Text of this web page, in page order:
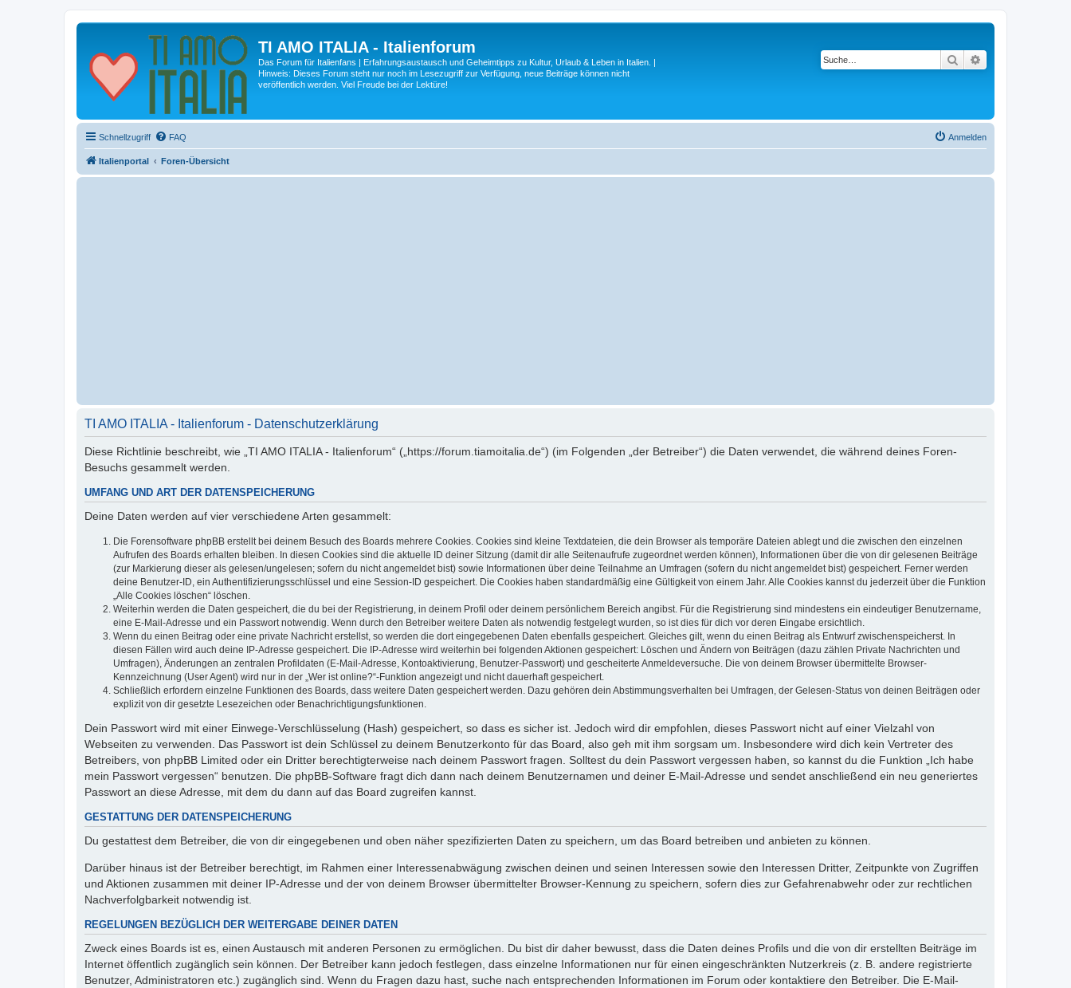
TI AMO ITALIA - Italienforum
Das Forum für Italienfans | Erfahrungsaustausch und Geheimtipps zu Kultur, Urlaub & Leben in Italien. |
Hinweis: Dieses Forum steht nur noch im Lesezugriff zur Verfügung, neue Beiträge können nicht
veröffentlich werden. Viel Freude bei der Lektüre!
Suche
Schnellzugriff FAQ Anmelden
Italienportal Foren-Übersicht
TI AMO ITALIA - Italienforum - Datenschutzerklärung
Diese Richtlinie beschreibt, wie „TI AMO ITALIA - Italienforum“ („https://forum.tiamoitalia.de“) (im Folgenden „der Betreiber“) die Daten verwendet, die während deines Foren-
Besuchs gesammelt werden.
UMFANG UND ART DER DATENSPEICHERUNG
Deine Daten werden auf vier verschiedene Arten gesammelt:
Die Forensoftware phpBB erstellt bei deinem Besuch des Boards mehrere Cookies. Cookies sind kleine Textdateien, die dein Browser als temporäre Dateien ablegt und die zwischen den einzelnen
Aufrufen des Boards erhalten bleiben. In diesen Cookies sind die aktuelle ID deiner Sitzung (damit dir alle Seitenaufrufe zugeordnet werden können), Informationen über die von dir gelesenen Beiträge
(zur Markierung dieser als gelesen/ungelesen; sofern du nicht angemeldet bist) sowie Informationen über deine Teilnahme an Umfragen (sofern du nicht angemeldet bist) gespeichert. Ferner werden
deine Benutzer-ID, ein Authentifizierungsschlüssel und eine Session-ID gespeichert. Die Cookies haben standardmäßig eine Gültigkeit von einem Jahr. Alle Cookies kannst du jederzeit über die Funktion
„Alle Cookies löschen“ löschen.
Weiterhin werden die Daten gespeichert, die du bei der Registrierung, in deinem Profil oder deinem persönlichem Bereich angibst. Für die Registrierung sind mindestens ein eindeutiger Benutzername,
eine E-Mail-Adresse und ein Passwort notwendig. Wenn durch den Betreiber weitere Daten als notwendig festgelegt wurden, so ist dies für dich vor deren Eingabe ersichtlich.
Wenn du einen Beitrag oder eine private Nachricht erstellst, so werden die dort eingegebenen Daten ebenfalls gespeichert. Gleiches gilt, wenn du einen Beitrag als Entwurf zwischenspeicherst. In
diesen Fällen wird auch deine IP-Adresse gespeichert. Die IP-Adresse wird weiterhin bei folgenden Aktionen gespeichert: Löschen und Ändern von Beiträgen (dazu zählen Private Nachrichten und
Umfragen), Änderungen an zentralen Profildaten (E-Mail-Adresse, Kontoaktivierung, Benutzer-Passwort) und gescheiterte Anmeldeversuche. Die von deinem Browser übermittelte Browser-
Kennzeichnung (User Agent) wird nur in der „Wer ist online?“-Funktion angezeigt und nicht dauerhaft gespeichert.
Schließlich erfordern einzelne Funktionen des Boards, dass weitere Daten gespeichert werden. Dazu gehören dein Abstimmungsverhalten bei Umfragen, der Gelesen-Status von deinen Beiträgen oder
explizit von dir gesetzte Lesezeichen oder Benachrichtigungsfunktionen.
Dein Passwort wird mit einer Einwege-Verschlüsselung (Hash) gespeichert, so dass es sicher ist. Jedoch wird dir empfohlen, dieses Passwort nicht auf einer Vielzahl von
Webseiten zu verwenden. Das Passwort ist dein Schlüssel zu deinem Benutzerkonto für das Board, also geh mit ihm sorgsam um. Insbesondere wird dich kein Vertreter des
Betreibers, von phpBB Limited oder ein Dritter berechtigterweise nach deinem Passwort fragen. Solltest du dein Passwort vergessen haben, so kannst du die Funktion „Ich habe
mein Passwort vergessen“ benutzen. Die phpBB-Software fragt dich dann nach deinem Benutzernamen und deiner E-Mail-Adresse und sendet anschließend ein neu generiertes
Passwort an diese Adresse, mit dem du dann auf das Board zugreifen kannst.
GESTATTUNG DER DATENSPEICHERUNG
Du gestattest dem Betreiber, die von dir eingegebenen und oben näher spezifizierten Daten zu speichern, um das Board betreiben und anbieten zu können.
Darüber hinaus ist der Betreiber berechtigt, im Rahmen einer Interessenabwägung zwischen deinen und seinen Interessen sowie den Interessen Dritter, Zeitpunkte von Zugriffen
und Aktionen zusammen mit deiner IP-Adresse und der von deinem Browser übermittelter Browser-Kennung zu speichern, sofern dies zur Gefahrenabwehr oder zur rechtlichen
Nachverfolgbarkeit notwendig ist.
REGELUNGEN BEZÜGLICH DER WEITERGABE DEINER DATEN
Zweck eines Boards ist es, einen Austausch mit anderen Personen zu ermöglichen. Du bist dir daher bewusst, dass die Daten deines Profils und die von dir erstellten Beiträge im
Internet öffentlich zugänglich sein können. Der Betreiber kann jedoch festlegen, dass einzelne Informationen nur für einen eingeschränkten Nutzerkreis (z. B. andere registrierte
Benutzer, Administratoren etc.) zugänglich sind. Wenn du Fragen dazu hast, suche nach entsprechenden Informationen im Forum oder kontaktiere den Betreiber. Die E-Mail-